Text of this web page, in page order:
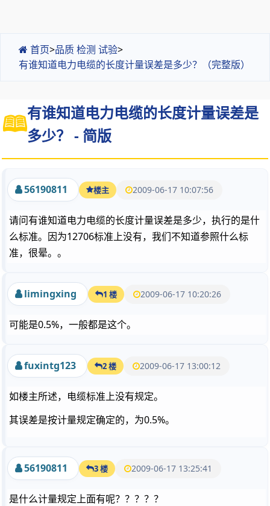
首页>品质 检测 试验>
有谁知道电力电缆的长度计量误差是多少？（完整版）
有谁知道电力电缆的长度计量误差是
多少？ - 简版
56190811 楼主 2009-06-17 10:07:56
请问有谁知道电力电缆的长度计量误差是多少，执行的是什
么标准。因为12706标准上没有，我们不知道参照什么标
准，很晕。。
limingxing 1 楼 2009-06-17 10:20:26
可能是0.5%，一般都是这个。
fuxintg123 2 楼 2009-06-17 13:00:12
如楼主所述，电缆标准上没有规定。
其误差是按计量规定确定的，为0.5%。
56190811 3 楼 2009-06-17 13:25:41
是什么计量规定上面有呢？？？？？